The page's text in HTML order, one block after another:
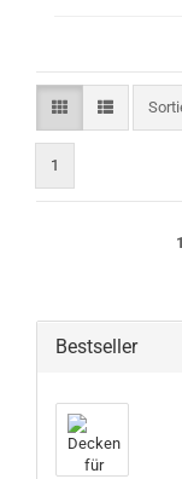
1
1
Bestseller